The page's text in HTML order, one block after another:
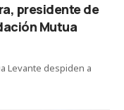
presidente de
Mutua
Levante despiden a